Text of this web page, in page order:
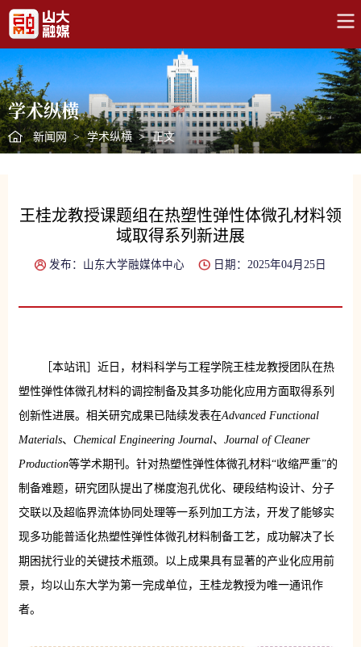
学术纵横
新闻网 > 学术纵横 > 正文
王桂龙教授课题组在热塑性弹性体微孔材料领
域取得系列新进展
发布：山东大学融媒体中心 日期：2025年04月25日
［本站讯］近日，材料科学与工程学院王桂龙教授团队在热
塑性弹性体微孔材料的调控制备及其多功能化应用方面取得系列
创新性进展。相关研究成果已陆续发表在Advanced Functional
Materials、 Chemical Engineering Journal、 Journal of Cleaner
Production等学术期刊。针对热塑性弹性体微孔材料“收缩严重”的
制备难题，研究团队提出了梯度泡孔优化、硬段结构设计、分子
交联以及超临界流体协同处理等一系列加工方法，开发了能够实
现多功能普适化热塑性弹性体微孔材料制备工艺，成功解决了长
期困扰行业的关键技术瓶颈。以上成果具有显著的产业化应用前
景，均以山东大学为第一完成单位，王桂龙教授为唯一通讯作
者。